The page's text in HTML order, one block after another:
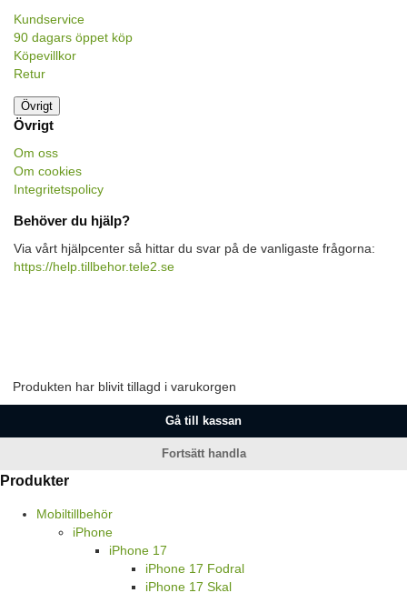
Kundservice
90 dagars öppet köp
Köpevillkor
Retur
Övrigt
Övrigt
Om oss
Om cookies
Integritetspolicy
Behöver du hjälp?
Via vårt hjälpcenter så hittar du svar på de vanligaste frågorna:
https://help.tillbehor.tele2.se
Produkten har blivit tillagd i varukorgen
Gå till kassan
Fortsätt handla
Produkter
Mobiltillbehör
iPhone
iPhone 17
iPhone 17 Fodral
iPhone 17 Skal